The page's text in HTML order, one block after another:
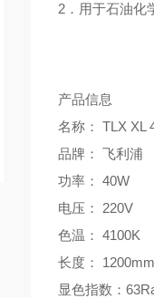
2．用于石油化
产品信息
名称： TLX XL
品牌： 飞利浦
功率： 40W
电压： 220V
色温： 4100K
长度： 1200mm
显色指数：